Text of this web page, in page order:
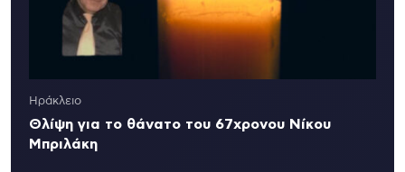
Ηράκλειο
Θλίψη για το θάνατο του 67χρονου Νίκου
Μπριλάκη